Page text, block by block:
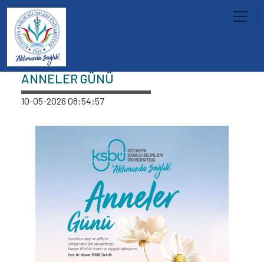
İçeriğe atla
Haberler
ANNELER GÜNÜ
10-05-2026 08:54:57